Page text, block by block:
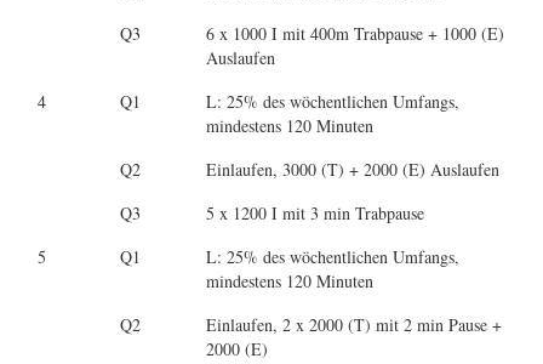
Q3
6 x 1000 I mit 400m Trabpause + 1000 (E)
Auslaufen
4
Q1
L: 25% des wöchentlichen Umfangs,
mindestens 120 Minuten
Q2
Einlaufen, 3000 (T) + 2000 (E) Auslaufen
Q3
5 x 1200 I mit 3 min Trabpause
5
Q1
L: 25% des wöchentlichen Umfangs,
mindestens 120 Minuten
Q2
Einlaufen, 2 x 2000 (T) mit 2 min Pause +
2000 (E)